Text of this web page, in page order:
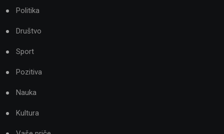
Politika
Društvo
Sport
Pozitiva
Nauka
Kultura